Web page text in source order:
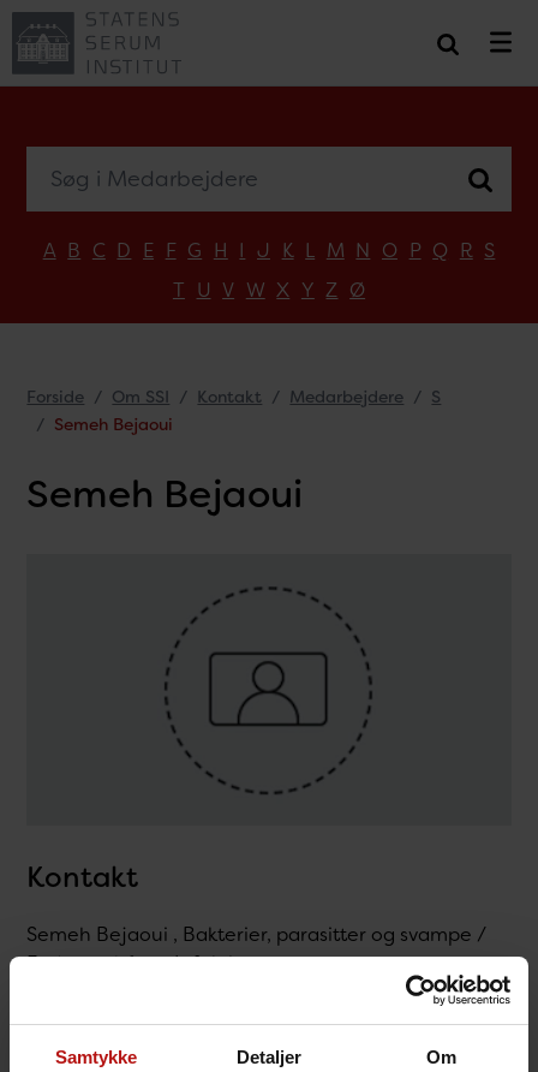
Samtykke Detaljer Om
A B C D E F G H I J K L M N O P Q R S
T U V W X Y Z Ø
Forside Om SSI Kontakt Medarbejdere
S
Semeh Bejaoui
Semeh Bejaoui
Kontakt
Semeh Bejaoui , Bakterier, parasitter og svampe /
Fødevarebårne Infektioner